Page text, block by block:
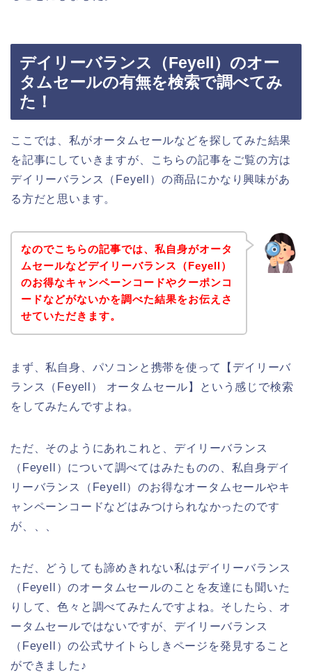
デイリーバランス（Feyell）のオー
タムセールの有無を検索で調べてみ
た！
ここでは、私がオータムセールなどを探してみた結果
を記事にしていきますが、こちらの記事をご覧の方は
デイリーバランス（Feyell）の商品にかなり興味があ
る方だと思います。
なのでこちらの記事では、私自身がオータ
ムセールなどデイリーバランス（Feyell）
のお得なキャンペーンコードやクーポンコ
ードなどがないかを調べた結果をお伝えさ
せていただきます。
まず、私自身、パソコンと携帯を使って【デイリーバ
ランス（Feyell） オータムセール】という感じで検索
をしてみたんですよね。
ただ、そのようにあれこれと、デイリーバランス
（Feyell）について調べてはみたものの、私自身デイ
リーバランス（Feyell）のお得なオータムセールやキ
ャンペーンコードなどはみつけられなかったのです
が、、、
ただ、どうしても諦めきれない私はデイリーバランス
（Feyell）のオータムセールのことを友達にも聞いた
りして、色々と調べてみたんですよね。そしたら、オ
ータムセールではないですが、デイリーバランス
（Feyell）の公式サイトらしきページを発見すること
ができました♪